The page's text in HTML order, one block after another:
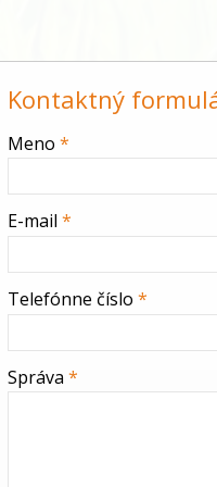
Kontaktný
-
Meno *
E-mail *
Telefónne číslo *
Správa *